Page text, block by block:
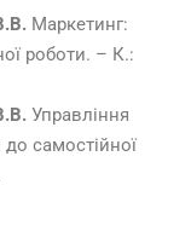
Маркетинг:
роботи. – К.:
Управління
самостійної